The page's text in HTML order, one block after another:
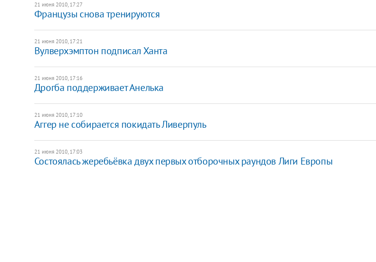
21 июня 2010, 17:27
Французы снова тренируются
21 июня 2010, 17:21
Вулверхэмптон подписал Ханта
21 июня 2010, 17:16
Дрогба поддерживает Анелька
21 июня 2010, 17:10
Аггер не собирается покидать Ливерпуль
21 июня 2010, 17:03
Состоялась жеребьёвка двух первых отборочных раундов Лиги Европы